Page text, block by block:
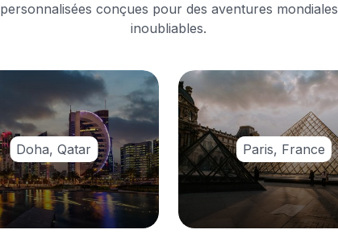
personnalisées conçues pour des aventures mondiales
inoubliables.
Doha, Qatar Paris, France